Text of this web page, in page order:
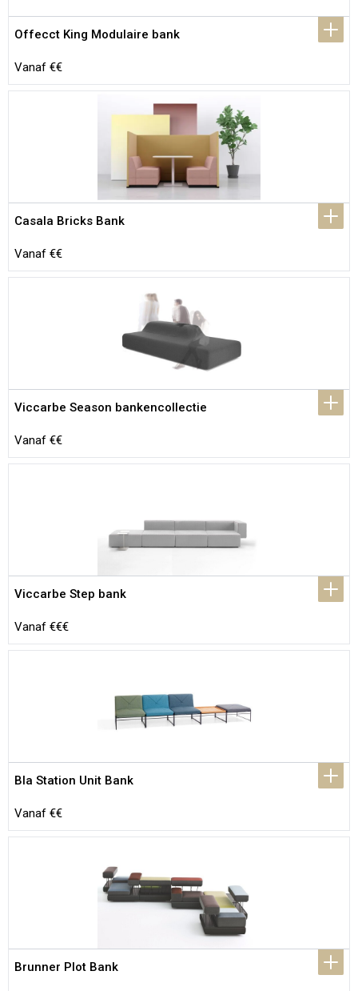
Offecct King Modulaire bank
Vanaf €€
Casala Bricks Bank
Vanaf €€
Viccarbe Season bankencollectie
Vanaf €€
Viccarbe Step bank
Vanaf €€€
Bla Station Unit Bank
Vanaf €€
Brunner Plot Bank